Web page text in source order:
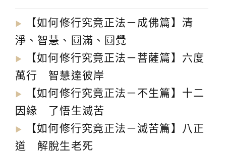
▶︎
【如何修行究竟正法－成佛篇】清
淨、智慧、圓滿、圓覺
▶︎
【如何修行究竟正法－菩薩篇】六度
萬行 智慧達彼岸
▶︎
【如何修行究竟正法－不生篇】十二
因緣 了悟生滅苦
▶︎
【如何修行究竟正法－滅苦篇】八正
道 解脫生老死